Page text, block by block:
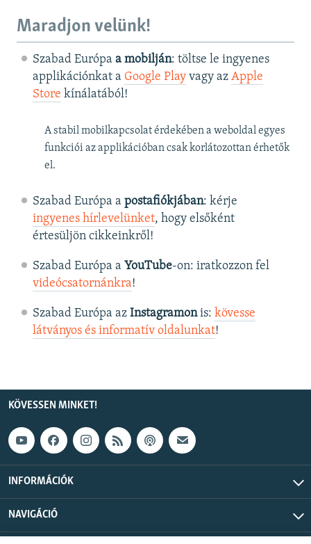
Maradjon velünk!
Szabad Európa a mobilján: töltse le ingyenes
applikációnkat a Google Playvagy az Apple
Store kínálatából!
A stabil mobilkapcsolat érdekében a weboldal egyes
funkciói az applikációban csak korlátozottan érhetők
el.
Szabad Európa a postafiókjában: kérje
ingyenes hírlevelünket, hogy elsőként
értesüljön cikkeinkről!
Szabad Európa a YouTube-on: iratkozzon fel
videócsatornánkra!
Szabad Európa az Instagramonis: kövesse
látványos és informatív oldalunkat! ​
KÖVESSEN MINKET!
INFORMÁCIÓK
NAVIGÁCIÓ